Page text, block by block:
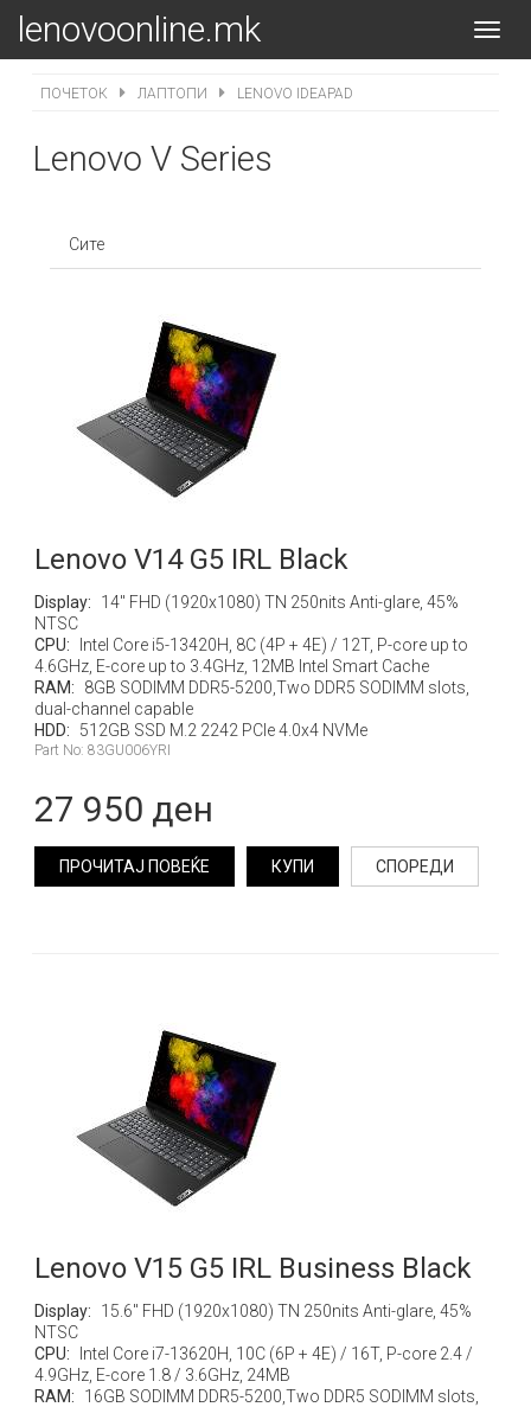
lenovoonline.mk
ПОЧЕТОК ЛАПТОПИ LENOVO IDEAPAD
Lenovo V Series
Сите
Lenovo V14 G5 IRL Black
Display:
14" FHD (1920x1080) TN 250nits Anti-glare, 45%
NTSC
CPU:
Intel Core i5-13420H, 8C (4P + 4E) / 12T, P-core up to
4.6GHz, E-core up to 3.4GHz, 12MB Intel Smart Cache
RAM:
8GB SODIMM DDR5-5200,Two DDR5 SODIMM slots,
dual-channel capable
HDD:
512GB SSD M.2 2242 PCIe 4.0x4 NVMe
Part No: 83GU006YRI
27 950 ден
ПРОЧИТАЈ ПОВЕЌЕ КУПИ СПОРЕДИ
Lenovo V15 G5 IRL Business Black
Display:
15.6" FHD (1920x1080) TN 250nits Anti-glare, 45%
NTSC
CPU:
Intel Core i7-13620H, 10C (6P + 4E) / 16T, P-core 2.4 /
4.9GHz, E-core 1.8 / 3.6GHz, 24MB
RAM:
16GB SODIMM DDR5-5200,Two DDR5 SODIMM slots,